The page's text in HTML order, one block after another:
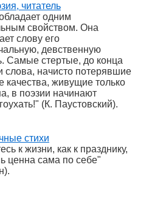
читатель
одним
свойством. Она
слову его
девственную
Самые стертые, до конца
начисто потерявшие
качества, живущие только
в поэзии начинают
(К. Паустовский).
стихи
к жизни, как к празднику,
ценна сама по себе"